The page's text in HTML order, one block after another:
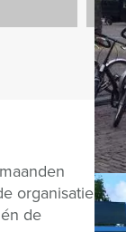
organisatie
de